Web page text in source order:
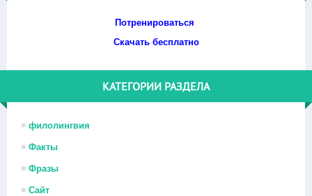
Потренироваться
Скачать бесплатно
КАТЕГОРИИ РАЗДЕЛА
филолингвия
Факты
Фразы
Сайт